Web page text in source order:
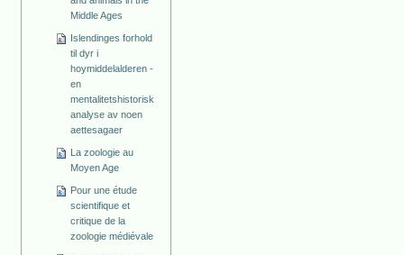
Middle Ages
Islendinges forhold
til dyr i
hoymiddelalderen -
en
mentalitetshistorisk
analyse av noen
aettesagaer
La zoologie au
Moyen Age
Pour une étude
scientifique et
critique de la
zoologie médiévale